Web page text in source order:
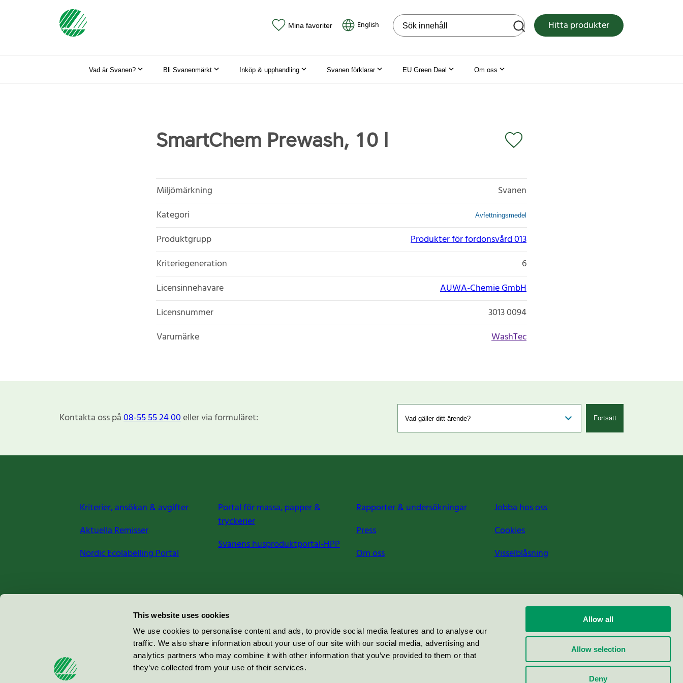
This website uses cookies
We use cookies to personalise content and ads, to provide social media features and to analyse our
traffic. We also share information about your use of our site with our social media, advertising and
analytics partners who may combine it with other information that you’ve provided to them or that
they’ve collected from your use of their services.
Allow all
Allow selection
Deny
Mina favoriter English Sök på webbplatsen Hitta produkter
Vad är Svanen? Bli Svanenmärkt Inköp & upphandling Svanen förklarar EU Green Deal Om oss
SmartChem Prewash, 10 l
Miljömärkning
Svanen
Kategori
Avfettningsmedel
Produktgrupp
Produkter för fordonsvård 013
Kriteriegeneration
6
Licensinnehavare
AUWA-Chemie GmbH
Licensnummer
3013 0094
Varumärke
WashTec
Kontakta oss på08-55 55 24 00eller via formuläret: Fortsätt
Kriterier, ansökan & avgifter
Aktuella Remisser
Nordic Ecolabelling Portal
Portal för massa, papper &
tryckerier
Svanens husproduktportal-HPP
Rapporter & undersökningar
Press
Om oss
Jobba hos oss
Cookies
Visselblåsning
Miljömärkning Sverige AB
100 64